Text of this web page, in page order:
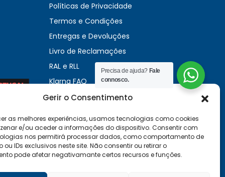
Gerir o Consentimento
as melhores experiências, usamos tecnologias como cookies
e/ou aceder a informações do dispositivo. Consentir com
nos permitirá processar dados, como comportamento de
IDs exclusivos neste site. Não consentir ou retirar o
pode afetar negativamante certos recursos e funções.
Políticas de Privacidade
Termos e Condições
Entregas e Devoluções
Livro de Reclamações
RAL e RLL
Klarna FAQ
Sequra
Precisa de ajuda? Fale
connosco.